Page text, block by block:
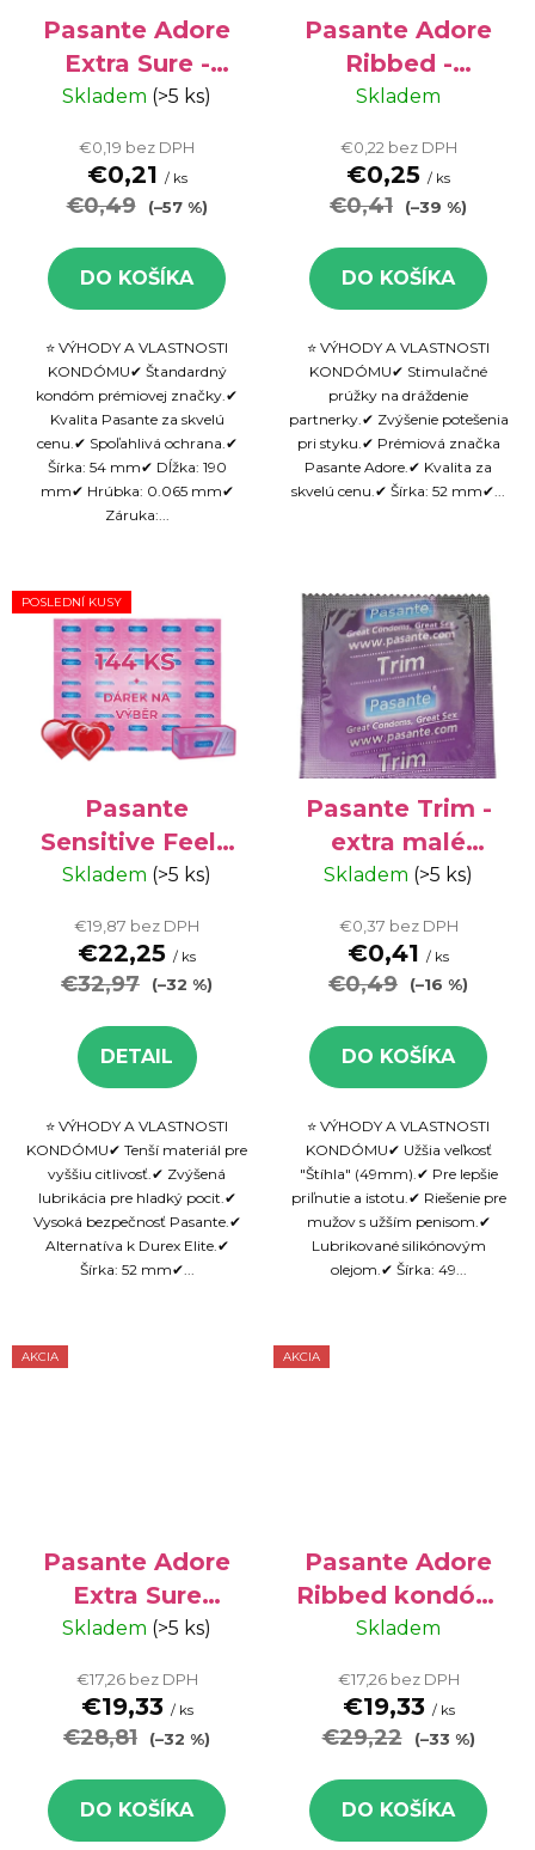
Pasante Adore
Extra Sure -
štandardný
Skladem (>5 ks)
€0,19 bez DPH
€0,21 / ks
€0,49 (–57 %)
DO KOŠÍKA
⭐ VÝHODY A VLASTNOSTI
KONDÓMU✔ Štandardný
kondóm prémiovej značky.✔
Kvalita Pasante za skvelú
cenu.✔ Spoľahlivá ochrana.✔
Šírka: 54 mm✔ Dĺžka: 190
mm✔ Hrúbka: 0.065 mm✔
Záruka:...
Pasante Adore
Ribbed -
vrúbkovaný
Skladem
€0,22 bez DPH
€0,25 / ks
€0,41 (–39 %)
DO KOŠÍKA
⭐ VÝHODY A VLASTNOSTI
KONDÓMU✔ Stimulačné
prúžky na dráždenie
partnerky.✔ Zvýšenie potešenia
pri styku.✔ Prémiová značka
Pasante Adore.✔ Kvalita za
skvelú cenu.✔ Šírka: 52 mm✔...
POSLEDNÍ KUSY
Pasante
Sensitive Feel -
kondómy, mega
darček zadarmo
Skladem (>5 ks)
€19,87 bez DPH
€22,25 / ks
€32,97 (–32 %)
DETAIL
⭐ VÝHODY A VLASTNOSTI
KONDÓMU✔ Tenší materiál pre
vyššiu citlivosť.✔ Zvýšená
lubrikácia pre hladký pocit.✔
Vysoká bezpečnosť Pasante.✔
Alternatíva k Durex Elite.✔
Šírka: 52 mm✔...
Pasante Trim -
extra malé
kondómy, 1 ks
Skladem (>5 ks)
€0,37 bez DPH
€0,41 / ks
€0,49 (–16 %)
DO KOŠÍKA
⭐ VÝHODY A VLASTNOSTI
KONDÓMU✔ Užšia veľkosť
"Štíhla" (49mm).✔ Pre lepšie
priľnutie a istotu.✔ Riešenie pre
mužov s užším penisom.✔
Lubrikované silikónovým
olejom.✔ Šírka: 49...
AKCIA
Pasante Adore
Extra Sure
kondóm - maxi
Skladem (>5 ks)
€17,26 bez DPH
€19,33 / ks
€28,81 (–32 %)
DO KOŠÍKA
AKCIA
Pasante Adore
Ribbed kondóm
- maxi balenie,
Skladem
€17,26 bez DPH
€19,33 / ks
€29,22 (–33 %)
DO KOŠÍKA